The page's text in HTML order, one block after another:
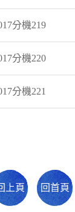
分機219
分機220
分機221
上頁 回首頁